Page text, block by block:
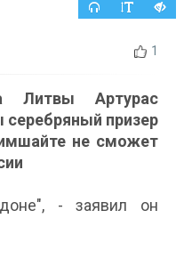
1
Литвы Артурас
серебряный призер
не сможет
- заявил он